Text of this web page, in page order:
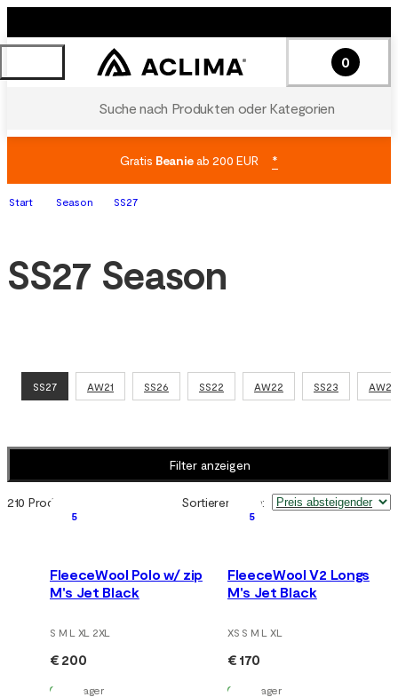
Suche nach Produkten oder Kategorien
0
Gratis Beanieab 200 EUR *
Start Season SS27
SS27 Season
SS27 AW21 SS26 SS22 AW22 SS23 AW23
Filter anzeigen
210 Produkte Sortieren nach:
5
FleeceWool Polo w/ zip
M's Jet Black
S M L XL 2XL
€ 200
Auf Lager
5
FleeceWool V2 Longs
M's Jet Black
XS S M L XL
€ 170
Auf Lager